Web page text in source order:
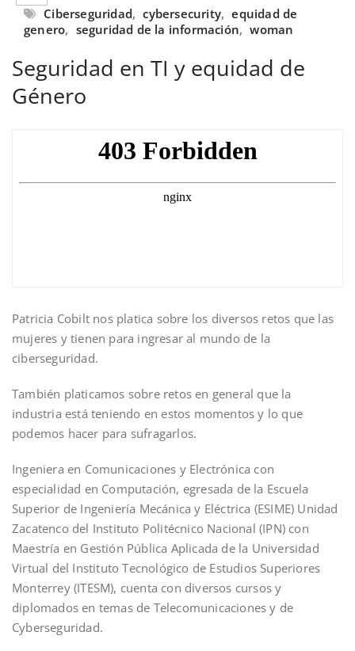
Ciberseguridad, cybersecurity, equidad de
genero, seguridad de la información, woman
Seguridad en TI y equidad de
Género
Patricia Cobilt nos platica sobre los diversos retos que las
mujeres y tienen para ingresar al mundo de la
ciberseguridad.
También platicamos sobre retos en general que la
industria está teniendo en estos momentos y lo que
podemos hacer para sufragarlos.
Ingeniera en Comunicaciones y Electrónica con
especialidad en Computación, egresada de la Escuela
Superior de Ingeniería Mecánica y Eléctrica (ESIME) Unidad
Zacatenco del Instituto Politécnico Nacional (IPN) con
Maestría en Gestión Pública Aplicada de la Universidad
Virtual del Instituto Tecnológico de Estudios Superiores
Monterrey (ITESM), cuenta con diversos cursos y
diplomados en temas de Telecomunicaciones y de
Cyberseguridad.